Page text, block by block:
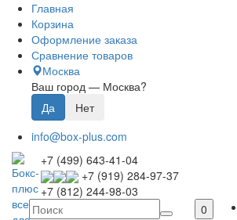
Главная
Корзина
Оформление заказа
Сравнение товаров
Москва
Ваш город — Москва?
info@box-plus.com
+7 (499) 643-41-04
+7 (919) 284-97-37
+7 (812) 244-98-03
0